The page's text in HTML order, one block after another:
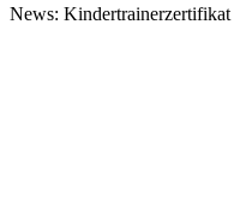
News: Kindertrainerzertifikat